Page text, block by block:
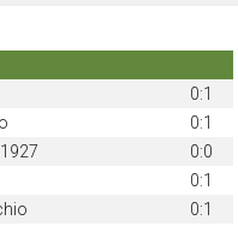
0:1
0:1
0:0
0:1
0:1